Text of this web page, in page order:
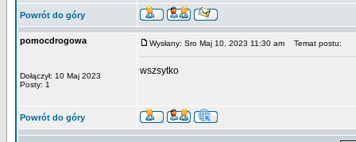
Powrót do góry
pomocdrogowa
Dołączył: 10 Maj 2023
Posty: 1
Wysłany: Sro Maj 10, 2023 11:30 am Temat postu:
wszsytko
Powrót do góry